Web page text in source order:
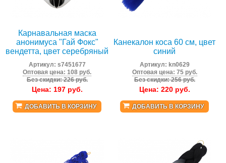
Карнавальная маска
анонимуса "Гай Фокс"
вендетта, цвет серебряный
Артикул: s7451677
Оптовая цена: 108 руб.
Без скидки: 226 руб.
Цена: 197руб.
ДОБАВИТЬ В КОРЗИНУ
Канекалон коса 60 см, цвет
синий
Артикул: kn0629
Оптовая цена: 75 руб.
Без скидки: 256 руб.
Цена: 220руб.
ДОБАВИТЬ В КОРЗИНУ